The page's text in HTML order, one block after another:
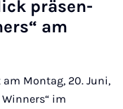
prä­sen­
am
Montag, 20. Juni,
im